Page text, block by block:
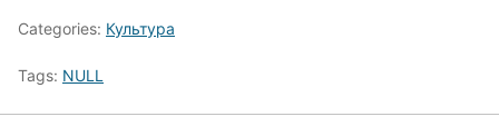
Categories: Культура
Tags: NULL